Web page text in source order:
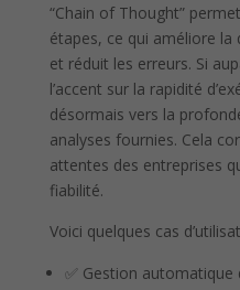
“Chain of Thought”
étapes, ce qui améliore
et réduit les erreurs. Si
l’accent sur la rapidité
désormais vers la
analyses fournies. Cela
attentes des entreprises
fiabilité.
Voici quelques cas
✅ Gestion automatique